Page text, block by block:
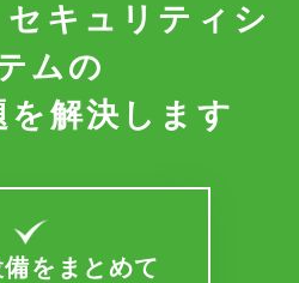
キュリティシ
ムの
を解決します
をまとめて